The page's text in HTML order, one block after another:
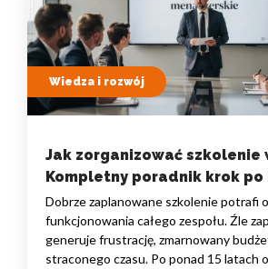
Wiedza i rozwój
Jak zorganizować szkolenie
Kompletny poradnik krok po
Dobrze zaplanowane szkolenie potrafi
funkcjonowania całego zespołu. Źle
generuje frustrację, zmarnowany
straconego czasu. Po ponad 15 latach